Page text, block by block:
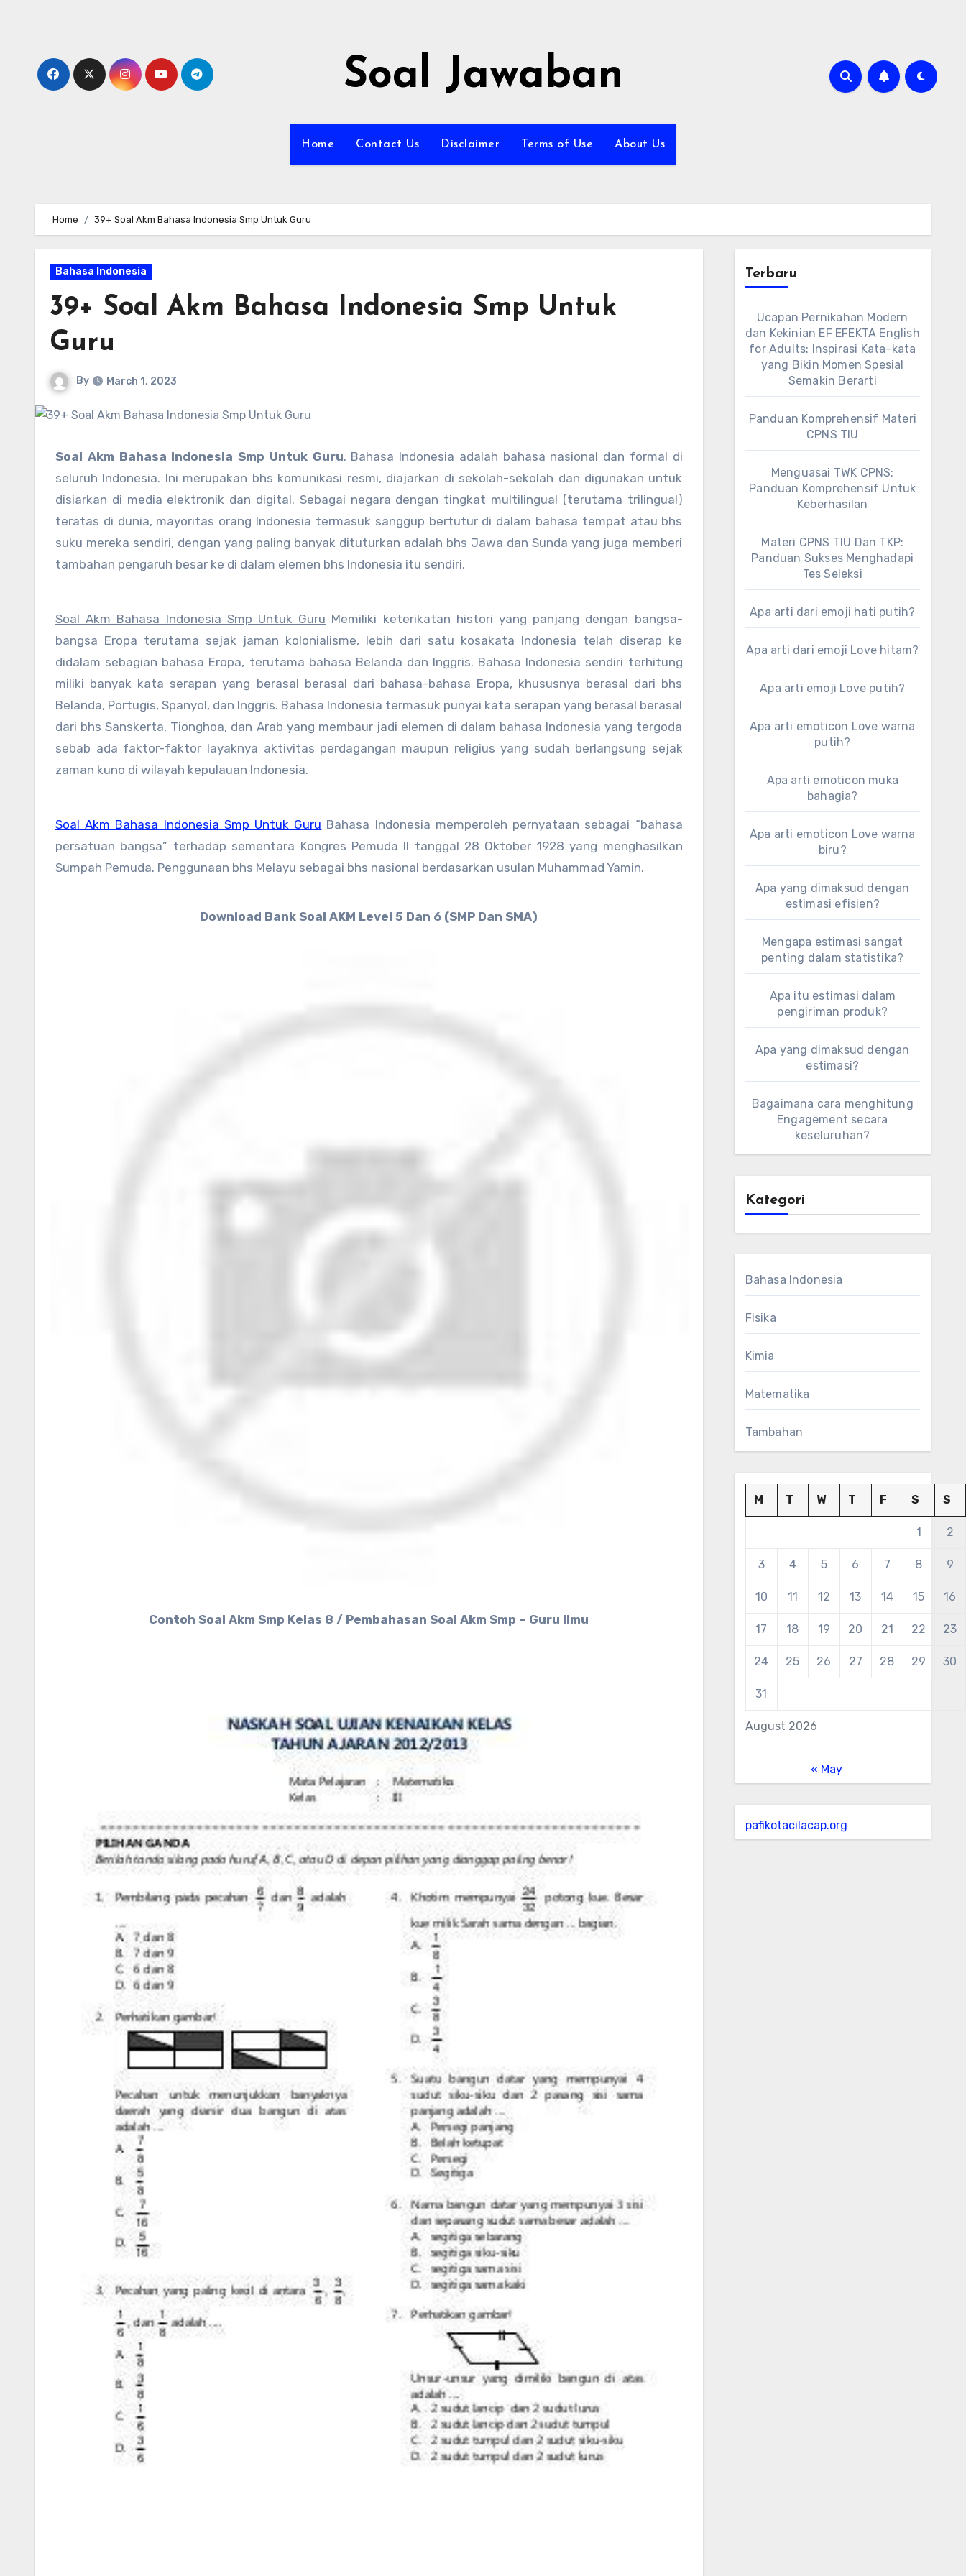
Soal Jawaban
Home Contact Us Disclaimer Terms of Use About Us
Home 39+ Soal Akm Bahasa Indonesia Smp Untuk Guru
Bahasa Indonesia
39+ Soal Akm Bahasa Indonesia Smp Untuk
Guru
By March 1, 2023
Soal Akm Bahasa Indonesia Smp Untuk Guru. Bahasa Indonesia adalah bahasa nasional dan formal di
seluruh Indonesia. Ini merupakan bhs komunikasi resmi, diajarkan di sekolah-sekolah dan digunakan untuk
disiarkan di media elektronik dan digital. Sebagai negara dengan tingkat multilingual (terutama trilingual)
teratas di dunia, mayoritas orang Indonesia termasuk sanggup bertutur di dalam bahasa tempat atau bhs
suku mereka sendiri, dengan yang paling banyak dituturkan adalah bhs Jawa dan Sunda yang juga memberi
tambahan pengaruh besar ke di dalam elemen bhs Indonesia itu sendiri.
Soal Akm Bahasa Indonesia Smp Untuk Guru Memiliki keterikatan histori yang panjang dengan bangsa-
bangsa Eropa terutama sejak jaman kolonialisme, lebih dari satu kosakata Indonesia telah diserap ke
didalam sebagian bahasa Eropa, terutama bahasa Belanda dan Inggris. Bahasa Indonesia sendiri terhitung
miliki banyak kata serapan yang berasal berasal dari bahasa-bahasa Eropa, khususnya berasal dari bhs
Belanda, Portugis, Spanyol, dan Inggris. Bahasa Indonesia termasuk punyai kata serapan yang berasal berasal
dari bhs Sanskerta, Tionghoa, dan Arab yang membaur jadi elemen di dalam bahasa Indonesia yang tergoda
sebab ada faktor-faktor layaknya aktivitas perdagangan maupun religius yang sudah berlangsung sejak
zaman kuno di wilayah kepulauan Indonesia.
Soal Akm Bahasa Indonesia Smp Untuk Guru Bahasa Indonesia memperoleh pernyataan sebagai “bahasa
persatuan bangsa” terhadap sementara Kongres Pemuda II tanggal 28 Oktober 1928 yang menghasilkan
Sumpah Pemuda. Penggunaan bhs Melayu sebagai bhs nasional berdasarkan usulan Muhammad Yamin.
Download Bank Soal AKM Level 5 Dan 6 (SMP Dan SMA)
Contoh Soal Akm Smp Kelas 8 / Pembahasan Soal Akm Smp – Guru Ilmu
Terbaru
Ucapan Pernikahan Modern
dan Kekinian EF EFEKTA English
for Adults: Inspirasi Kata-kata
yang Bikin Momen Spesial
Semakin Berarti
Panduan Komprehensif Materi
CPNS TIU
Menguasai TWK CPNS:
Panduan Komprehensif Untuk
Keberhasilan
Materi CPNS TIU Dan TKP:
Panduan Sukses Menghadapi
Tes Seleksi
Apa arti dari emoji hati putih?
Apa arti dari emoji Love hitam?
Apa arti emoji Love putih?
Apa arti emoticon Love warna
putih?
Apa arti emoticon muka
bahagia?
Apa arti emoticon Love warna
biru?
Apa yang dimaksud dengan
estimasi efisien?
Mengapa estimasi sangat
penting dalam statistika?
Apa itu estimasi dalam
pengiriman produk?
Apa yang dimaksud dengan
estimasi?
Bagaimana cara menghitung
Engagement secara
keseluruhan?
Kategori
Bahasa Indonesia
Fisika
Kimia
Matematika
Tambahan
August 2026
M T W T F S S
1 2
3 4 5 6 7 8 9
10 11 12 13 14 15 16
17 18 19 20 21 22 23
24 25 26 27 28 29 30
31
« May
pafikotacilacap.org